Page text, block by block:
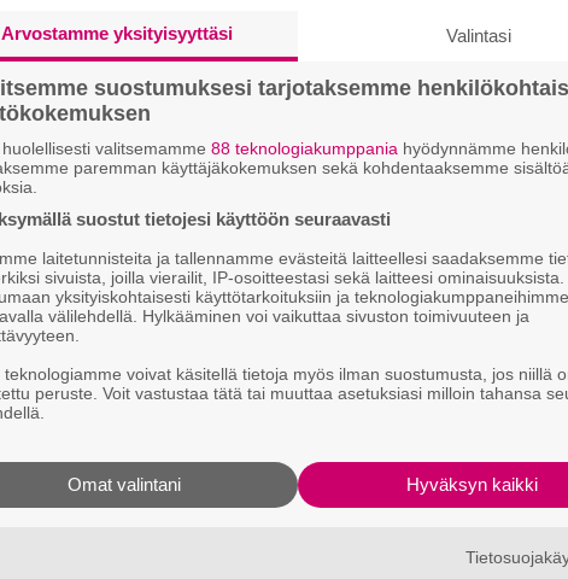
Arvostamme yksityisyyttäsi Valintasi
suostumuksesi tarjotaksemme
valitsemamme 88 teknologiakumppania hyödynnämme
paremman käyttäjäkokemuksen sekä kohdentaaksemme
suostut tietojesi käyttöön seuraavasti
laitetunnisteita ja tallennamme evästeitä laitteellesi saadaksemme
sivuista, joilla vierailit, IP-osoitteestasi sekä laitteesi
yksityiskohtaisesti käyttötarkoituksiin ja teknologiakumppaneihimme
välilehdellä. Hylkääminen voi vaikuttaa sivuston toimivuuteen ja
teknologiamme voivat käsitellä tietoja myös ilman suostumusta, jos niillä
peruste. Voit vastustaa tätä tai muuttaa asetuksiasi milloin tahansa
Hyväksyn kaikki
Omat valintani